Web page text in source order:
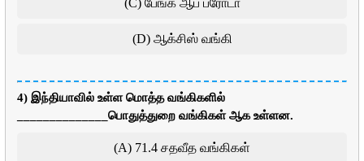
(C) பேங்க் ஆப் பரோடா
(D) ஆக்சிஸ் வங்கி
4) இந்தியாவில் உள்ள மொத்த வங்கிகளில்
______________பொதுத்துறை வங்கிகள் ஆக உள்ளன.
(A) 71.4 சதவீத வங்கிகள்